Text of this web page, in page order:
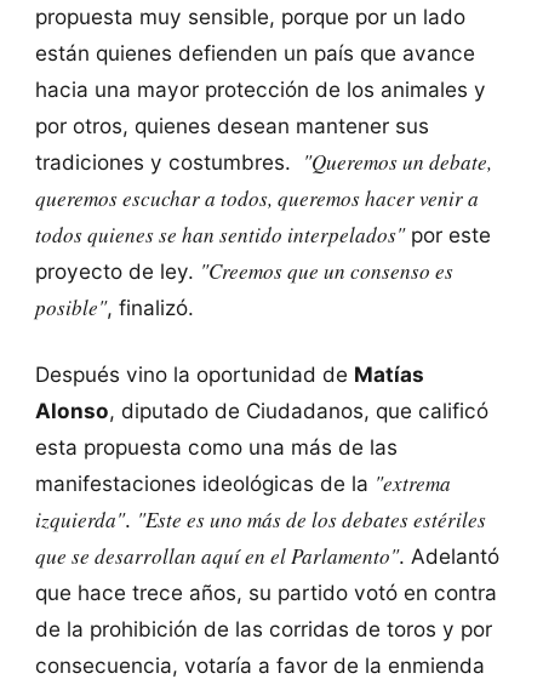
propuesta muy sensible, porque por un lado
están quienes defienden un país que avance
hacia una mayor protección de los animales y
por otros, quienes desean mantener sus
tradiciones y costumbres.
"Queremos un debate,
queremos escuchar a todos, queremos hacer venir a
todos quienes se han sentido interpelados"por este
proyecto de ley. "Creemos que un consenso es
posible", finalizó.
Después vino la oportunidad de Matías
Alonso, diputado de Ciudadanos, que calificó
esta propuesta como una más de las
manifestaciones ideológicas de la "extrema
izquierda". "Este es uno más de los debates estériles
que se desarrollan aquí en el Parlamento". Adelantó
que hace trece años, su partido votó en contra
de la prohibición de las corridas de toros y por
consecuencia, votaría a favor de la enmienda